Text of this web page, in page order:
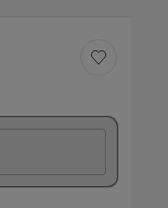
Sauvegarder le